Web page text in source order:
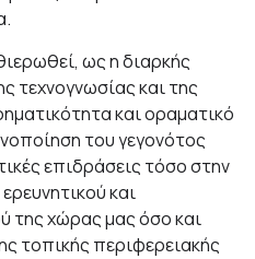
ως η διαρκής
τεχνογνωσίας και της
και οραματικό
του γεγονότος
επιδράσεις τόσο στην
και
της χώρας μας όσο και
τοπικής περιφερειακής